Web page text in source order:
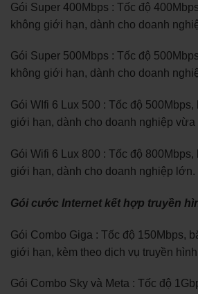
Gói Super 400Mbps : Tốc độ
không giới hạn, dành cho doanh
Gói Super 500Mbps : Tốc độ
không giới hạn, dành cho doanh
Gói WIfi 6 Lux 500 : Tốc độ
giới hạn, dành cho doanh nghiệp vừa
Gói Wifi 6 Lux 800 : Tốc độ 800Mbps,
giới hạn, dành cho doanh nghiệp lớn.
Gói cước Internet kết hợp truyền
Gói Combo Giga : Tốc độ 150Mbps,
giới hạn, kèm theo dịch vụ truyền
Gói Combo Sky và Meta : Tốc độ